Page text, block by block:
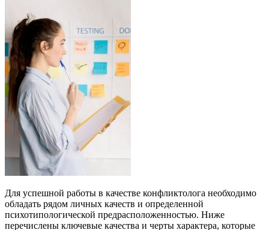
Для успешной работы в качестве конфликтолога необходимо
обладать рядом личных качеств и определенной
психотипологической предрасположенностью. Ниже
перечислены ключевые качества и черты характера, которые